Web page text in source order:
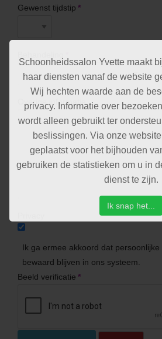
Schoonheidssalon Yvette maakt
haar diensten vanaf de website
Wij hechten waarde aan de
privacy. Informatie over
wordt alleen gebruikt ter
beslissingen. Via onze
geplaatst voor het bijhouden
gebruiken de statistieken om u in
dienst te zijn.
Ik snap het...
Gewenst tijdstip *
Overige informatie
Ik ga ermee akkoord dat
bewaard blijven in ons systeem.
Beeld verificatie *